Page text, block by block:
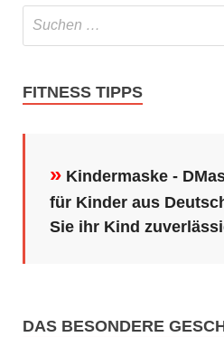
FITNESS TIPPS
» Kindermaske -
für Kinder aus
Sie ihr Kind
DAS BESONDERE